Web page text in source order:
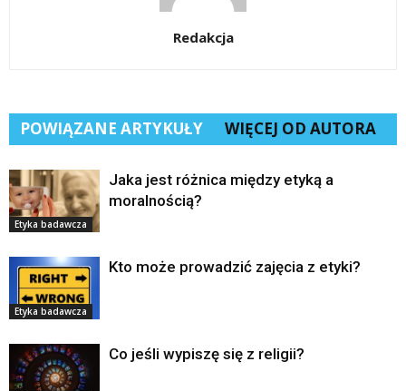
Redakcja
POWIĄZANE ARTYKUŁY WIĘCEJ OD AUTORA
Etyka badawcza
Jaka jest różnica między etyką a
moralnością?
Etyka badawcza
Kto może prowadzić zajęcia z etyki?
Co jeśli wypiszę się z religii?